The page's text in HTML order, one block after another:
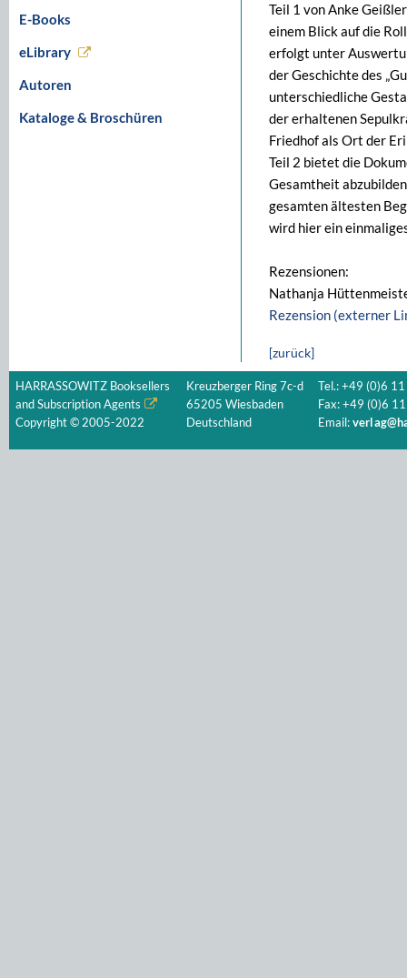
E-Books
eLibrary
Autoren
Kataloge & Broschüren
Teil 1 von Anke
einem Blick auf die
erfolgt unter
der Geschichte des
unterschiedliche
der erhaltenen
Friedhof als Ort der
Teil 2 bietet die
Gesamtheit
gesamten ältesten
wird hier ein
Rezensionen:
Nathanja
Rezension (externer
[zurück]
HARRASSOWITZ Booksellers
and Subscription Agents
Copyright © 2005-2022
Kreuzberger Ring 7c-d
65205 Wiesbaden
Deutschland
Tel.: +49 (0)6
Fax: +49 (0)6
Email: